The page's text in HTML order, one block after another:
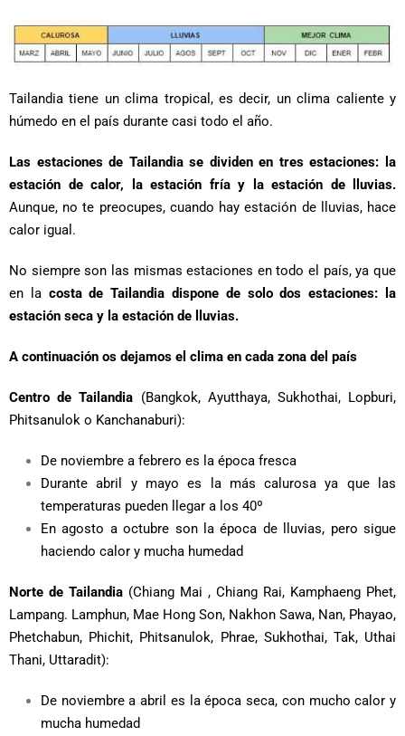
Tailandia tiene un clima tropical, es decir, un clima caliente y
húmedo en el país durante casi todo el año.
Las estaciones de Tailandia se dividen en tres estaciones: la
estación de calor, la estación fría y la estación de lluvias.
Aunque, no te preocupes, cuando hay estación de lluvias, hace
calor igual.
No siempre son las mismas estaciones en todo el país, ya que
en la costa de Tailandia dispone de solo dos estaciones: la
estación seca y la estación de lluvias.
A continuación os dejamos el clima en cada zona del país
Centro de Tailandia (Bangkok, Ayutthaya, Sukhothai, Lopburi,
Phitsanulok o Kanchanaburi):
De noviembre a febrero es la época fresca
Durante abril y mayo es la más calurosa ya que las
temperaturas pueden llegar a los 40º
En agosto a octubre son la época de lluvias, pero sigue
haciendo calor y mucha humedad
Norte de Tailandia (Chiang Mai , Chiang Rai, Kamphaeng Phet,
Lampang. Lamphun, Mae Hong Son, Nakhon Sawa, Nan, Phayao,
Phetchabun, Phichit, Phitsanulok, Phrae, Sukhothai, Tak, Uthai
Thani, Uttaradit):
De noviembre a abril es la época seca, con mucho calor y
mucha humedad